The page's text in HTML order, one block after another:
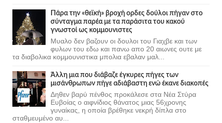
Πάρα την «θεϊκή» βροχή ορδες δούλοι πήγαν στο
σύνταγμα παρέα με τα παράσιτα του κακού
γνωστοί ως κομμουνιστες
Μυαλο δεν βαζουν οι δουλοι του Γιαχβε και των
φυλων του εδω και πανω απο 20 αιωνες ουτε με
τα διαβολικα κομμουνιστικα μπολια εβαλαν μαλ...
Άλλη μια που διάβαζε έγκυρες πήγες των
μισάνθρωπων πήγε αδιάβαστη ενώ έκανε διακοπές
Δηθεν βαρύ πένθος προκάλεσε στα Νέα Στύρα
Ευβοίας ο αιφνίδιος θάνατος μιας 56χρονης
γυναίκας, η οποία βρέθηκε νεκρή δίπλα στο
σταθμευμένο αυ...